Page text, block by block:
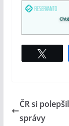
ČR si
správy